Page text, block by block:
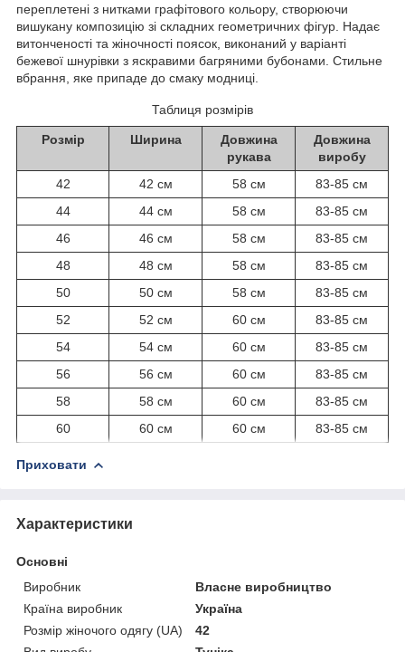
переплетені з нитками графітового кольору, створюючи
вишукану композицію зі складних геометричних фігур. Надає
витонченості та жіночності поясок, виконаний у варіанті
бежевої шнурівки з яскравими багряними бубонами. Стильне
вбрання, яке припаде до смаку модниці.
Таблиця розмірів
Розмір Ширина
Довжина
рукава
Довжина
виробу
42
42 см 58 см
83-85 см
44
44 см 58 см
83-85 см
46
46 см 58 см
83-85 см
48
48 см 58 см
83-85 см
50
50 см 58 см
83-85 см
52
52 см 60 см
83-85 см
54
54 см 60 см
83-85 см
56
56 см 60 см
83-85 см
58
58 см 60 см
83-85 см
60
60 см 60 см 83-85 см
Приховати
Характеристики
Основні
Виробник
Власне виробництво
Країна виробник
Україна
Розмір жіночого одягу (UA)
42